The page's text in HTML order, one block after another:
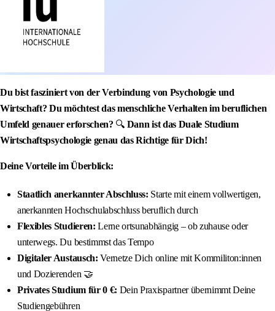
Du bist fasziniert von der Verbindung von Psychologie und
Wirtschaft? Du möchtest das menschliche Verhalten im beruflichen
Umfeld genauer erforschen? 🔍 Dann ist das Duale Studium
Wirtschaftspsychologie genau das Richtige für Dich!
Deine Vorteile im Überblick:
Staatlich anerkannter Abschluss: Starte mit einem vollwertigen,
anerkannten Hochschulabschluss beruflich durch
Flexibles Studieren: Lerne ortsunabhängig – ob zuhause oder
unterwegs. Du bestimmst das Tempo
Digitaler Austausch: Vernetze Dich online mit Kommiliton:innen
und Dozierenden 🤝
Privates Studium für 0 €: Dein Praxispartner übernimmt Deine
Studiengebühren